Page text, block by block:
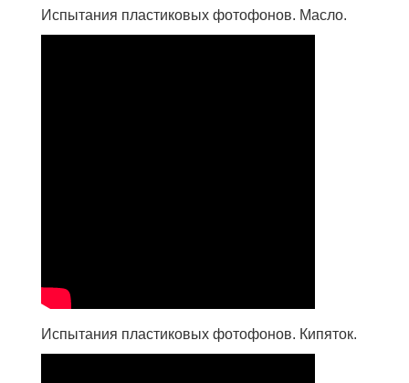
Испытания пластиковых фотофонов. Масло.
Испытания пластиковых фотофонов. Кипяток.